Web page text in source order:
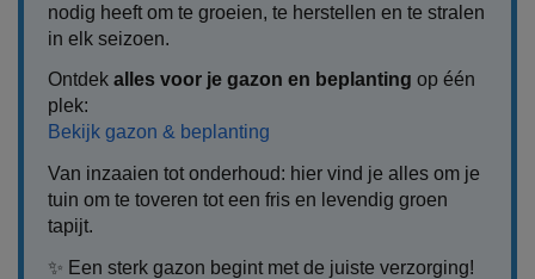
nodig heeft om te groeien, te herstellen en te stralen
in elk seizoen.
Ontdek alles voor je gazon en beplanting op één
plek:
Bekijk gazon & beplanting
Van inzaaien tot onderhoud: hier vind je alles om je
tuin om te toveren tot een fris en levendig groen
tapijt.
✨ Een sterk gazon begint met de juiste verzorging!